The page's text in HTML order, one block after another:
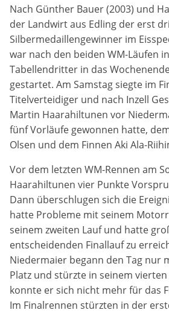
Nach Günther Bauer (2003) und
der Landwirt aus Edling der erst
Silbermedaillengewinner im
war nach den beiden WM-Läufen
Tabellendritter in das
gestartet. Am Samstag siegte im
Titelverteidiger und nach Inzell
Martin Haarahiltunen vor
fünf Vorläufe gewonnen hatte,
Olsen und dem Finnen Aki Ala-
Vor dem letzten WM-Rennen am
Haarahiltunen vier Punkte
Dann überschlugen sich die
hatte Probleme mit seinem
seinem zweiten Lauf und hatte
entscheidenden Finallauf zu
Niedermaier begann den Tag nur
Platz und stürzte in seinem
konnte er sich nicht mehr für das
Im Finalrennen stürzten in der
einer Website. Sie helfen dabei,
machen, indem sie grundlegende
ermöglichen. Ohne diese Cookies
richtig funktionieren.
Background Image
Name:
gw-cookie-bgimage
Anbieter:
Zweck:
Dieser Cookie speichert
verwendeten Hintergrundbildern
Cookie Laufzeit:
24 Stunden
Cookie Consent